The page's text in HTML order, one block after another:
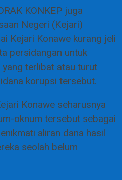
KONKEP juga
Negeri (Kejari)
Kejari Konawe kurang jeli
persidangan untuk
terlibat atau turut
korupsi tersebut.
Konawe seharusnya
oknum tersebut sebagai
aliran dana hasil
seolah belum